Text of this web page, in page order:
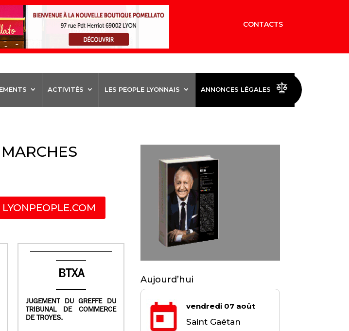
CONTACTS
ACTIVITÉS LES PEOPLE LYONNAIS ANNONCES LÉGALES
BTXA
JUGEMENT DU GREFFE DU
TRIBUNAL DE COMMERCE
DE TROYES.
Aujourd’hui
vendredi 07 août
Saint Gaétan